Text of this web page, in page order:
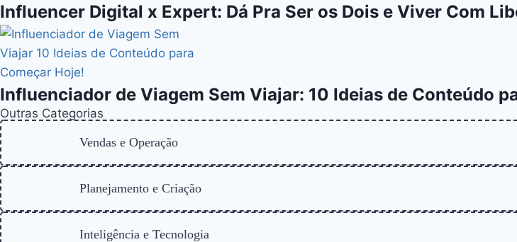
Influencer Digital x Expert: Dá Pra Ser os Dois e Viver Com
Influenciador de Viagem Sem Viajar: 10 Ideias de Conteúdo
Outras Categorias
Vendas e Operação
Planejamento e Criação
Inteligência e Tecnologia